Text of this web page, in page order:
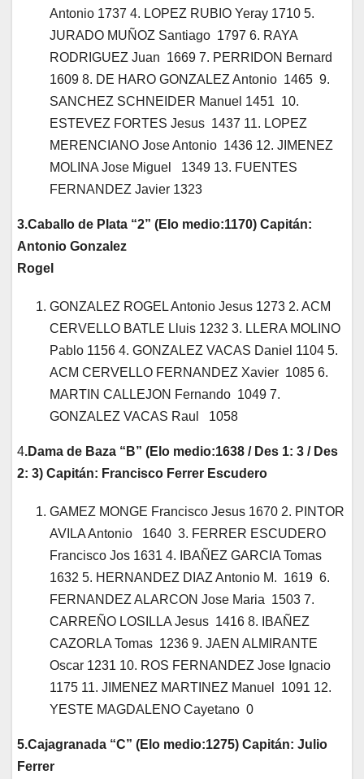
Antonio 1737 4. LOPEZ RUBIO Yeray 1710 5.
JURADO MUÑOZ Santiago 1797 6. RAYA
RODRIGUEZ Juan 1669 7. PERRIDON Bernard
1609 8. DE HARO GONZALEZ Antonio 1465 9.
SANCHEZ SCHNEIDER Manuel 1451 10.
ESTEVEZ FORTES Jesus 1437 11. LOPEZ
MERENCIANO Jose Antonio 1436 12. JIMENEZ
MOLINA Jose Miguel 1349 13. FUENTES
FERNANDEZ Javier 1323
3.Caballo de Plata “2” (Elo medio:1170) Capitán:
Antonio Gonzalez
Rogel
GONZALEZ ROGEL Antonio Jesus 1273 2. ACM
CERVELLO BATLE Lluis 1232 3. LLERA MOLINO
Pablo 1156 4. GONZALEZ VACAS Daniel 1104 5.
ACM CERVELLO FERNANDEZ Xavier 1085 6.
MARTIN CALLEJON Fernando 1049 7.
GONZALEZ VACAS Raul 1058
4.Dama de Baza “B” (Elo medio:1638 / Des 1: 3 / Des
2: 3) Capitán: Francisco Ferrer Escudero
GAMEZ MONGE Francisco Jesus 1670 2. PINTOR
AVILA Antonio 1640 3. FERRER ESCUDERO
Francisco Jos 1631 4. IBAÑEZ GARCIA Tomas
1632 5. HERNANDEZ DIAZ Antonio M. 1619 6.
FERNANDEZ ALARCON Jose Maria 1503 7.
CARREÑO LOSILLA Jesus 1416 8. IBAÑEZ
CAZORLA Tomas 1236 9. JAEN ALMIRANTE
Oscar 1231 10. ROS FERNANDEZ Jose Ignacio
1175 11. JIMENEZ MARTINEZ Manuel 1091 12.
YESTE MAGDALENO Cayetano 0
5.Cajagranada “C” (Elo medio:1275) Capitán: Julio
Ferrer